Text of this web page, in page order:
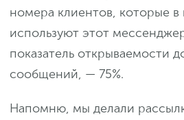
номера клиентов, которые
используют этот
показатель открываемости
сообщений, — 75%.
Напомню, мы делали